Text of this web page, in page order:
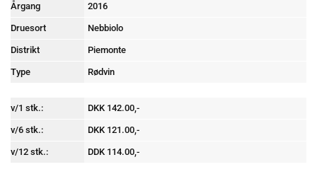
Årgang 2016
Druesort Nebbiolo
Distrikt Piemonte
Type Rødvin
v/1 stk.: DKK 142.00,-
v/6 stk.: DKK 121.00,-
v/12 stk.: DDK 114.00,-